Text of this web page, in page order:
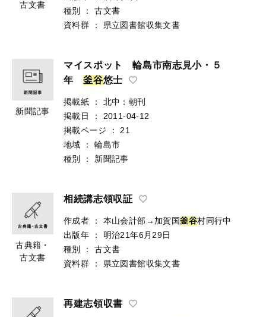
古文書
種別
：
古文書
資料群
： 県立図書館収集文書
新聞記事
マイスポット 輪島市南志見小・５
年釜谷悠士
掲載紙 ：
北中：朝刊
掲載日
：
2011-04-12
掲載ページ
：
21
地域
：
輪島市
種別
： 新聞記事
古典籍・
古文書
相続講志領収証
作成者 ： 本山会計部→加賀国釜谷村同行中
出版年
：
明治21年6月29日
種別
：
古文書
資料群
： 県立図書館収集文書
再建志領収書